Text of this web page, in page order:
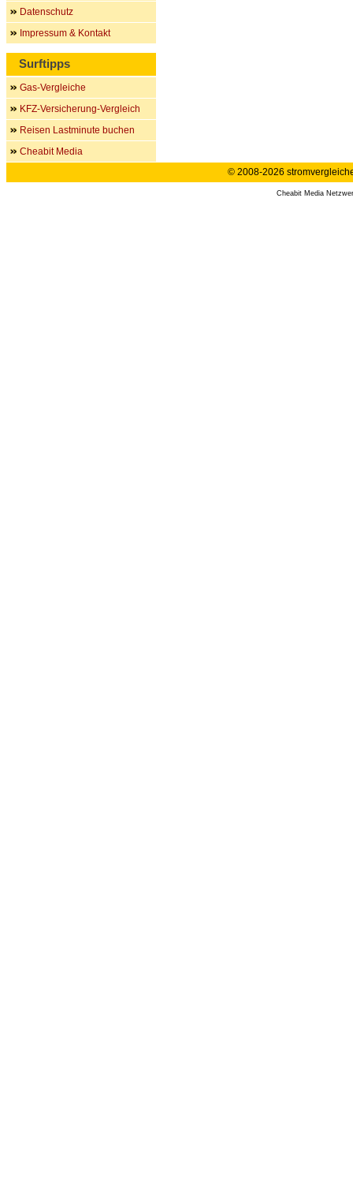
Datenschutz
Impressum & Kontakt
Surftipps
Gas-Vergleiche
KFZ-Versicherung-Vergleich
Reisen Lastminute buchen
Cheabit Media
© 2008-2026
Cheabit Media